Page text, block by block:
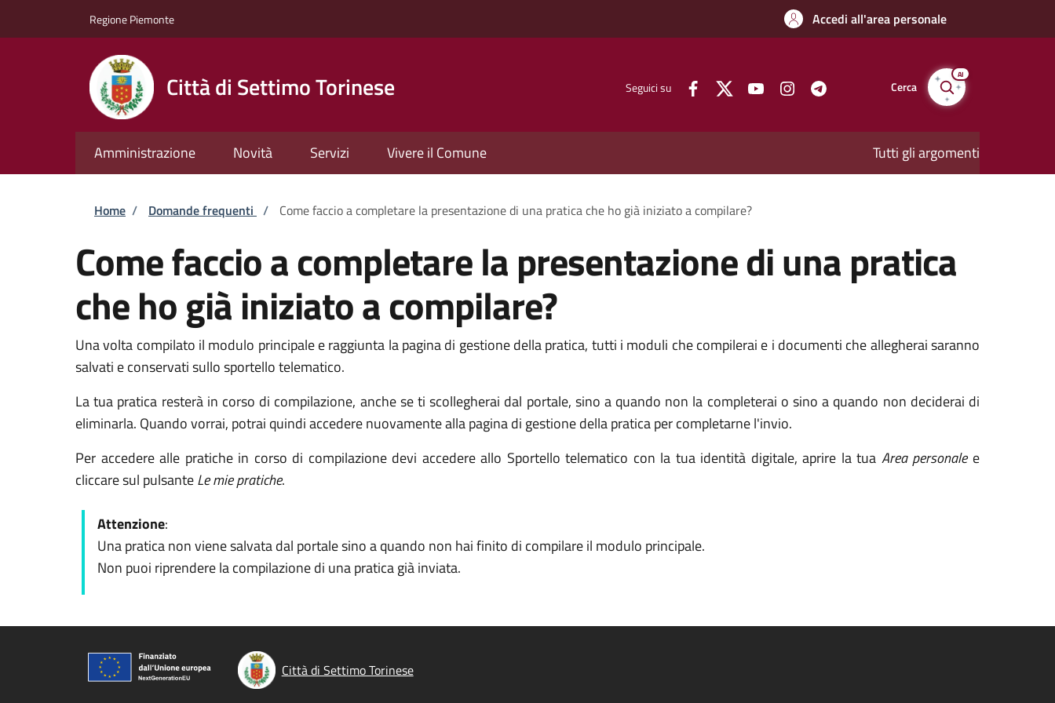
Regione Piemonte Accedi all'area personale
Città di Settimo Torinese Seguici su Cerca
AI
Amministrazione Novità Servizi Vivere il Comune Tutti gli argomenti
Briciole di pane
Home / Domande frequenti / Come faccio a completare la presentazione di una pratica che ho già iniziato a compilare?
Come faccio a completare la presentazione di una pratica
che ho già iniziato a compilare?
Una volta compilato il modulo principale e raggiunta la pagina di gestione della pratica, tutti i moduli che compilerai e i documenti che allegherai saranno
salvati e conservati sullo sportello telematico.
La tua pratica resterà in corso di compilazione, anche se ti scollegherai dal portale, sino a quando non la completerai o sino a quando non deciderai di
eliminarla. Quando vorrai, potrai quindi accedere nuovamente alla pagina di gestione della pratica per completarne l'invio.
Per accedere alle pratiche in corso di compilazione devi accedere allo Sportello telematico con la tua identità digitale, aprire la tua Area personalee
cliccare sul pulsanteLe mie pratiche.
Attenzione:
Una pratica non viene salvata dal portale sino a quando non hai finito di compilare il modulo principale.
Non puoi riprendere la compilazione di una pratica già inviata.
Città di Settimo Torinese